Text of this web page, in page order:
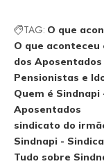
TAG: O que
O que
dos Aposentados
Pensionistas e
Quem é
Aposentados
sindicato do
Sindnapi -
Tudo sobre